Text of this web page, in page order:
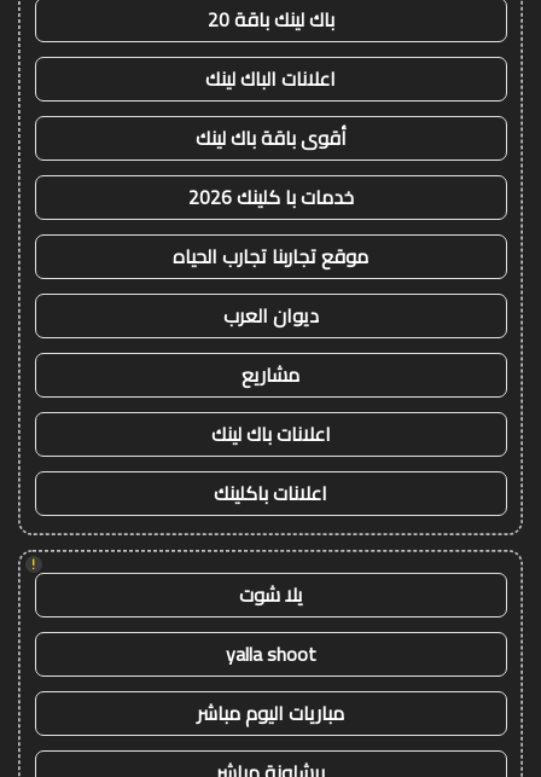
باك لينك باقة 20
اعلانات الباك لينك
أقوى باقة باك لينك
خدمات با كلينك 2026
موقع تجاربنا تجارب الحياه
ديوان العرب
مشاريع
اعلانات باك لينك
اعلانات باكلينك
!
يلا شوت
yalla shoot
مباريات اليوم مباشر